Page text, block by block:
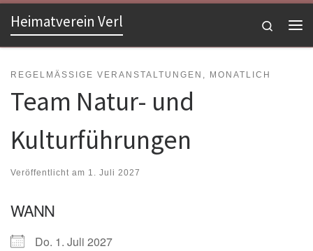
Zum Inhalt springen
Heimatverein Verl
Search
REGELMÄSSIGE VERANSTALTUNGEN, MONATLICH
Team Natur- und
Kulturführungen
Veröffentlicht am 1. Juli 2027
WANN
Do. 1. Juli 2027